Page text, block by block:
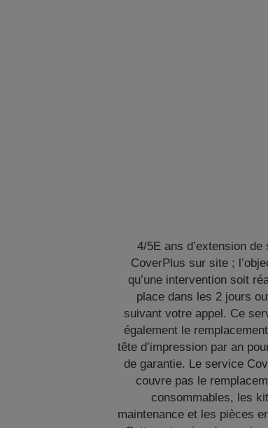
4/5E ans d’extension de
CoverPlus sur site ;
qu’une intervention soit
place dans les 2 jours
suivant votre appel. Ce
également le
tête d’impression par an
de garantie. Le service
couvre pas le
consommables, les
maintenance et les pièces